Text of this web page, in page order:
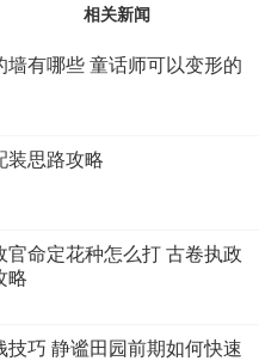
相关新闻
墙有哪些 童话师可以变形的
装思路攻略
官命定花种怎么打 古卷执政
略
技巧 静谧田园前期如何快速